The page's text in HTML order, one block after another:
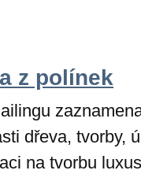
z polínek
dřeva, tvorby,
na tvorbu